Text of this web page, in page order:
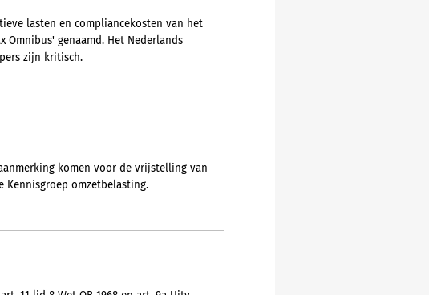
lasten en compliancekosten van het
Omnibus' genaamd. Het Nederlands
zijn kritisch.
komen voor de vrijstelling van
omzetbelasting.